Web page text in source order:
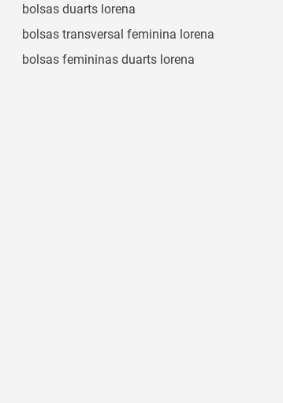
bolsas duarts lorena
bolsas transversal feminina lorena
bolsas femininas duarts lorena